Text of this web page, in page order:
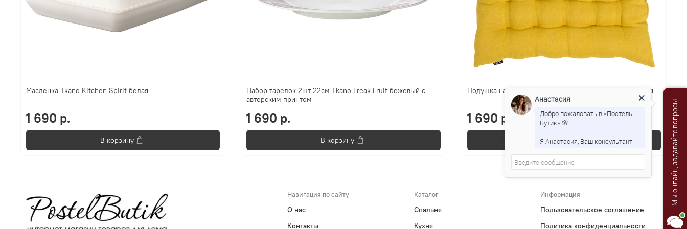
Масленка Tkano Kitchen Spirit белая
1 690 р.
В корзину
Набор тарелок 2шт 22см Tkano Freak Fruit бежевый с
авторским принтом
1 690 р.
В корзину
Подушка на стул 40x40 Tkano Essential льняная желтая
1 690 р.
В корзину
Навигация по сайту
О нас
Контакты
Каталог
Спальня
Кухня
Информация
Пользовательское соглашение
Политика конфиденциальности
Мы онлайн, задавайте вопросы!
Анастасия
Добро пожаловать в «Постель
Бутик»!🌸
Я Анастасия, Ваш консультант.